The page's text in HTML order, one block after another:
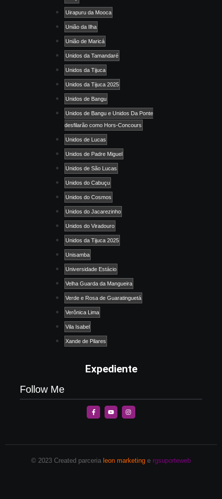
Uirapuru da Mooca
União da Ilha
União de Maricá
Unidos da Tamandaré
Unidos da Tijuca
Unidos da Tijuca 2025
Unidos de Bangu
Unidos de Bangu e Unidos Da Ponte
desfilarão como Hors-Concours
Unidos de Lucas
Unidos de Padre Miguel
Unidos de São Lucas
Unidos do Cabuçu
Unidos do Cosmos
Unidos do Jacarezinho
Unidos do Viradouro
Unidos da Tijuca 2025
Unisamba
Universidade Estácio
Velha Guarda da Mangueira
Verde e Rosa de Guaratinguetá
Verônica Lima
Vila Isabel
Xande de Pilares
Expediente
Follow Me
© 2023 Created parceria leon marketing e rgsuporteweb